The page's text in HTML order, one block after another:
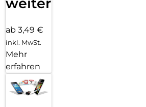
ab 3,49 €
inkl. MwSt.
Mehr
erfahren